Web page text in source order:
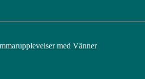
med Vänner